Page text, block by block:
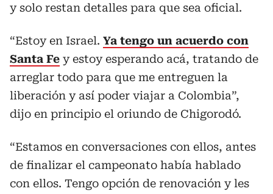
y solo restan detalles para que sea oficial.
“Estoy en Israel. Ya tengo un acuerdo con
Santa Fe y estoy esperando acá, tratando de
arreglar todo para que me entreguen la
liberación y así poder viajar a Colombia”,
dijo en principio el oriundo de Chigorodó.
“Estamos en conversaciones con ellos, antes
de finalizar el campeonato había hablado
con ellos. Tengo opción de renovación y les